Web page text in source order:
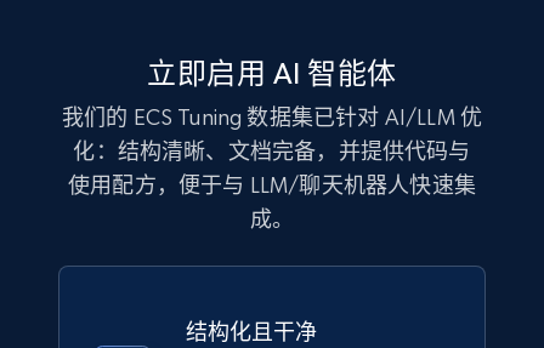
eCommerce
Best Buy products
立即启用 AI 智能体
我们的 ECS Tuning 数据集已针对 AI/LLM 优
化：结构清晰、文档完备，并提供代码与
使用配方，便于与 LLM/聊天机器人快速集
成。
结构化且干净